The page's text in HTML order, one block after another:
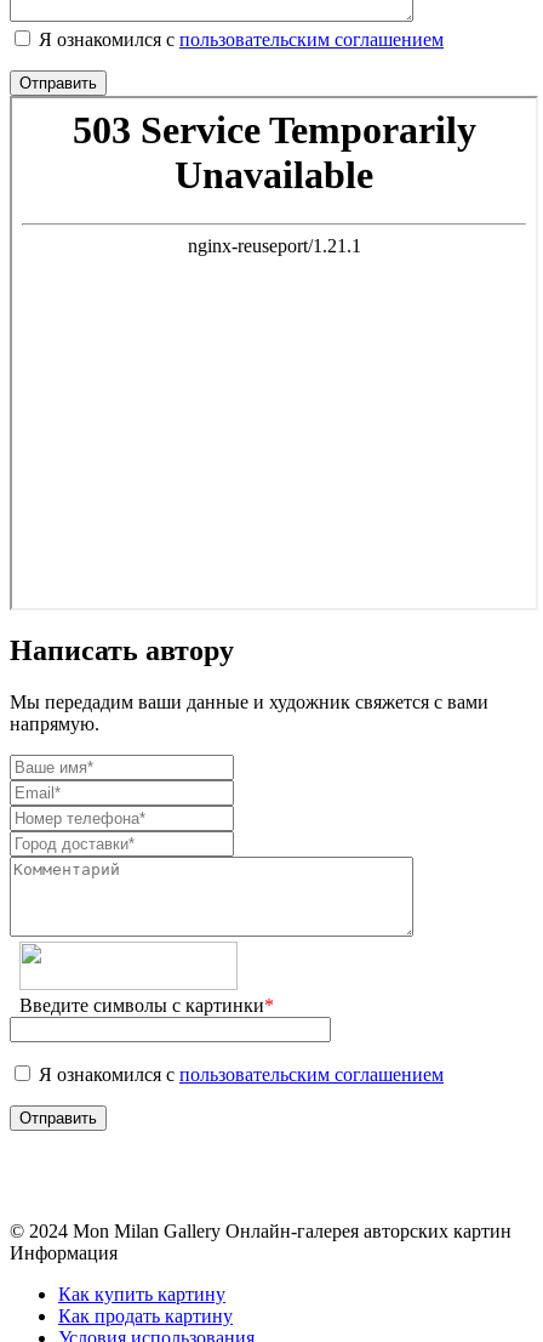
Я ознакомился с пользовательским соглашением
Написать автору
Мы передадим ваши данные и художник свяжется с вами
напрямую.
Введите символы с картинки*
Я ознакомился с пользовательским соглашением
© 2024 Mon Milan Gallery Онлайн-галерея авторских картин
Информация
Как купить картину
Как продать картину
Условия использования